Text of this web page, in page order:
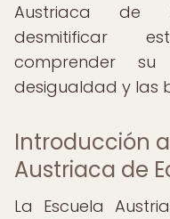
Austriaca de
desmitificar
comprender
desigualdad y las
Introducción
Austriaca de
La Escuela